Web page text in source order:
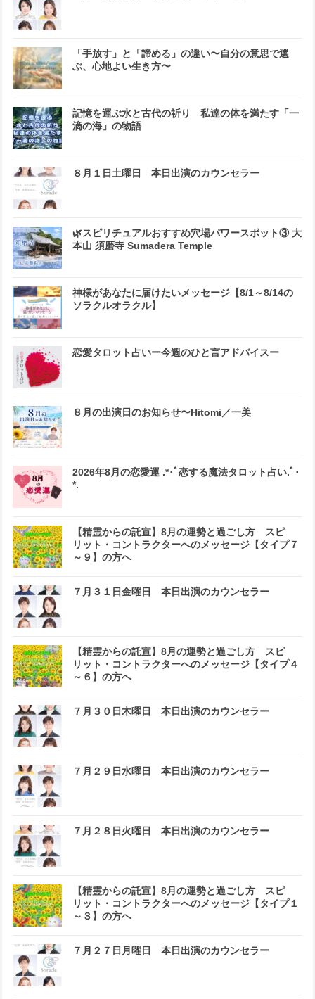
「手放す」と「諦める」の違い〜自分の意思で選
ぶ、心地よい生き方〜
記憶を運ぶ水と古代の祈り 私達の体を満たす「一
滴の海」の物語
８月１日土曜日 本日出演のカウンセラー
🌿スピリチュアルおすすめ穴場パワースポット③ 大
本山 須磨寺 Sumadera Temple
神様があなたに届けたいメッセージ【8/1～8/14の
ソラクルオラクル】
恋愛タロット占いー今週のひと言アドバイスー
８月の出演日のお知らせ〜Hitomi／一美
2026年8月の恋愛運 .*･ﾟ恋する魔法タロット占い.ﾟ･
*.
【精霊からの託宣】8月の運勢と過ごし方 スピ
リット・コントラクターへのメッセージ【タイプ７
～９】の方へ
７月３１日金曜日 本日出演のカウンセラー
【精霊からの託宣】8月の運勢と過ごし方 スピ
リット・コントラクターへのメッセージ【タイプ４
～６】の方へ
７月３０日木曜日 本日出演のカウンセラー
７月２９日水曜日 本日出演のカウンセラー
７月２８日火曜日 本日出演のカウンセラー
【精霊からの託宣】8月の運勢と過ごし方 スピ
リット・コントラクターへのメッセージ【タイプ１
～３】の方へ
７月２７日月曜日 本日出演のカウンセラー